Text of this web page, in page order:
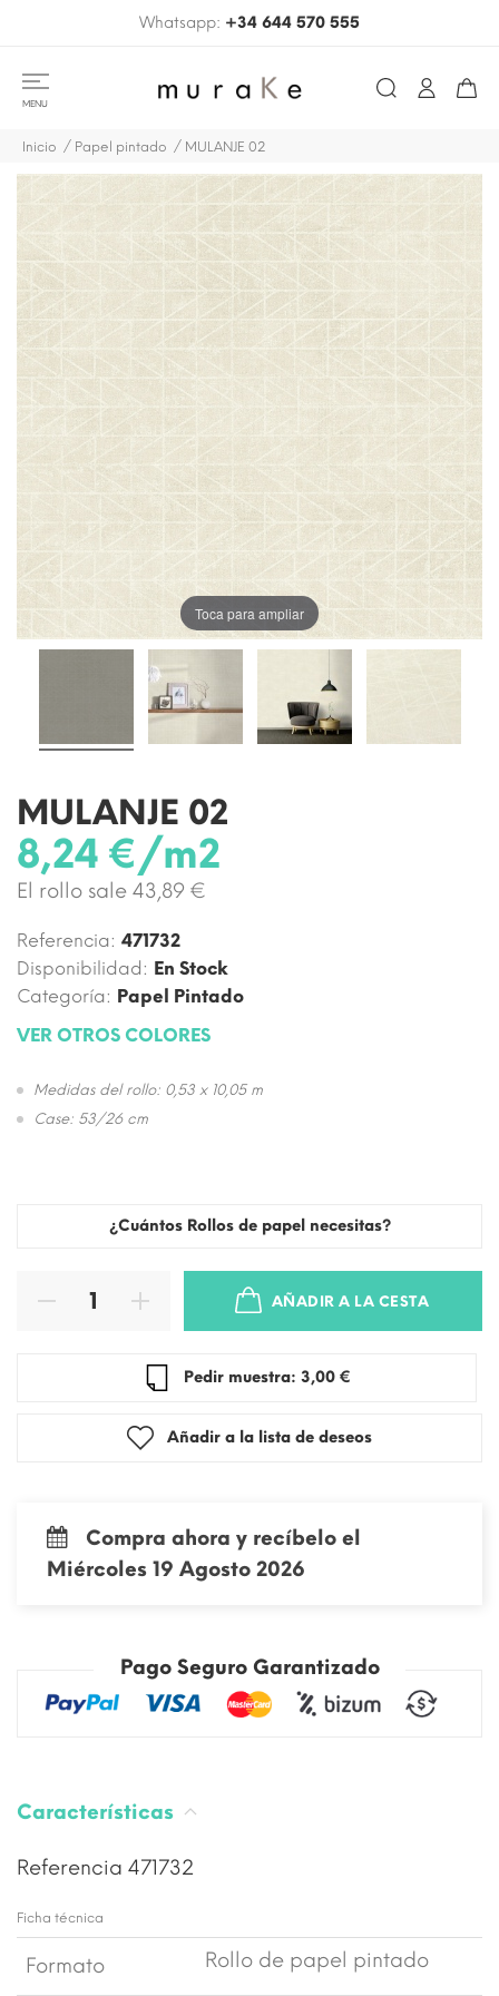
Whatsapp: +34 644 570 555
MENU
Inicio Papel pintado MULANJE 02
Toca para ampliar
MULANJE 02
8,24 €/m2
El rollo sale 43,89 €
Referencia: 471732
Disponibilidad: En Stock
Categoría: Papel Pintado
VER OTROS COLORES
Medidas del rollo: 0,53 x 10,05 m
Case: 53/26 cm
¿Cuántos Rollos de papel necesitas?
AÑADIR A LA CESTA
Pedir muestra: 3,00 €
Añadir a la lista de deseos
Compra ahora y recíbelo el
Miércoles 19 Agosto 2026
Pago Seguro Garantizado
Características
Referencia 471732
Ficha técnica
Formato Rollo de papel pintado